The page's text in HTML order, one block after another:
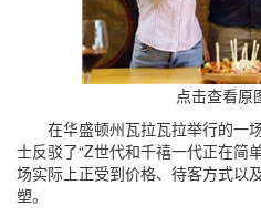
点击查看原
在华盛顿州瓦拉瓦拉举行的一
士反驳了“Z世代和千禧一代正在简
场实际上正受到价格、待客方式以
塑。